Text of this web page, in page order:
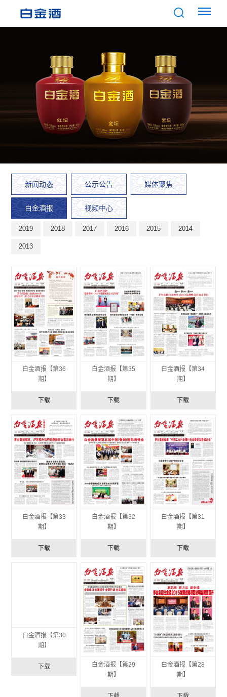
新闻动态 公示公告 媒体聚焦
白金酒报 视频中心
2019 2018 2017 2016 2015 2014
2013
白金酒报【第36
期】
下载
白金酒报【第35
期】
下载
白金酒报【第34
期】
下载
白金酒报【第33
期】
下载
白金酒报【第32
期】
下载
白金酒报【第31
期】
下载
白金酒报【第30
白金酒报【第29
期】
白金酒报【第28
期】